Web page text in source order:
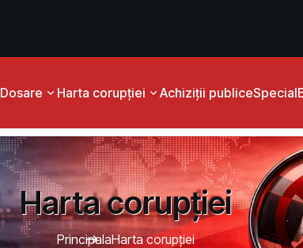
Dosare Harta corupției Achiziții publiceSpecial
Harta corupției
PrincipalaHarta corupției